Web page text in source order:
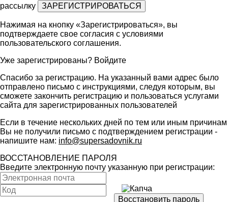
рассылку
Нажимая на кнопку «Зарегистрироваться», вы
подтверждаете свое согласия с условиями
пользовательского соглашения.
Уже зарегистрированы? Войдите
Спасибо за регистрацию. На указанный вами адрес было
отправлено письмо с инструкциями, следуя которым, вы
сможете закончить регистрацию и пользоваться услугами
сайта для зарегистрированных пользователей
Если в течение нескольких дней по тем или иным причинам
Вы не получили письмо с подтверждением регистрации -
напишите нам: info@supersadovnik.ru
ВОССТАНОВЛЕНИЕ ПАРОЛЯ
Введите электронную почту указанную при регистрации: